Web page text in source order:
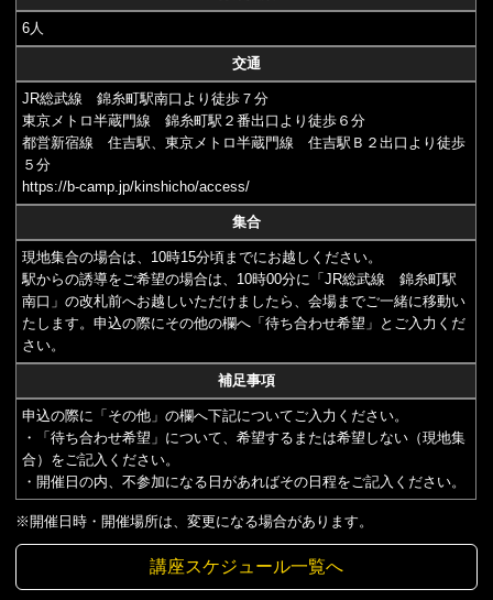
6人
交通
JR総武線 錦糸町駅南口より徒歩７分
東京メトロ半蔵門線 錦糸町駅２番出口より徒歩６分
都営新宿線 住吉駅、東京メトロ半蔵門線 住吉駅Ｂ２出口より徒歩
５分
https://b-camp.jp/kinshicho/access/
集合
現地集合の場合は、10時15分頃までにお越しください。
駅からの誘導をご希望の場合は、10時00分に「JR総武線 錦糸町駅
南口」の改札前へお越しいただけましたら、会場までご一緒に移動い
たします。申込の際にその他の欄へ「待ち合わせ希望」とご入力くだ
さい。
補足事項
申込の際に「その他」の欄へ下記についてご入力ください。
・「待ち合わせ希望」について、希望するまたは希望しない（現地集
合）をご記入ください。
・開催日の内、不参加になる日があればその日程をご記入ください。
※開催日時・開催場所は、変更になる場合があります。
講座スケジュール一覧へ